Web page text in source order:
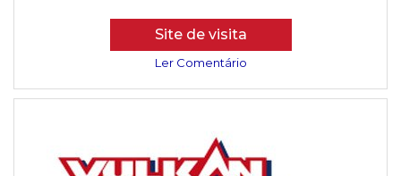
Site de visita
Ler Comentário